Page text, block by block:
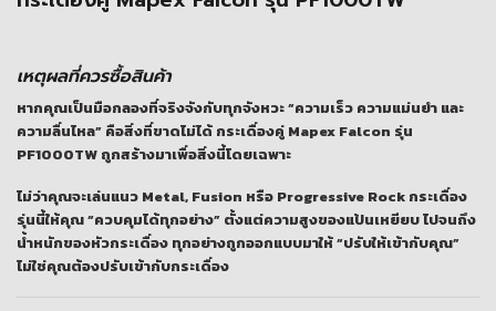
เหตุผลที่ควรซื้อสินค้า
หากคุณเป็นมือกลองที่จริงจังกับทุกจังหวะ “ความเร็ว ความแม่นยำ และ
ความลื่นไหล” คือสิ่งที่ขาดไม่ได้ กระเดื่องคู่ Mapex Falcon รุ่น
PF1000TW ถูกสร้างมาเพื่อสิ่งนี้โดยเฉพาะ
ไม่ว่าคุณจะเล่นแนว Metal, Fusion หรือ Progressive Rock กระเดื่อง
รุ่นนี้ให้คุณ “ควบคุมได้ทุกอย่าง” ตั้งแต่ความสูงของแป้นเหยียบ ไปจนถึง
น้ำหนักของหัวกระเดื่อง ทุกอย่างถูกออกแบบมาให้ “ปรับให้เข้ากับคุณ”
ไม่ใช่คุณต้องปรับเข้ากับกระเดื่อง